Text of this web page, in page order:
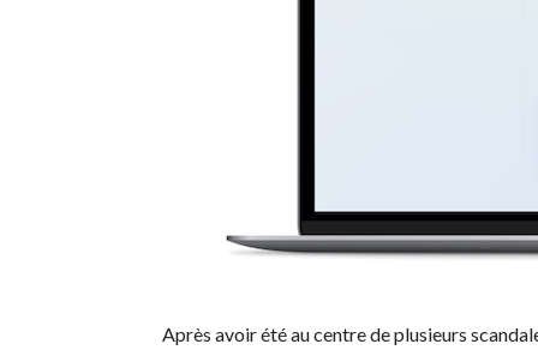
Après avoir été au centre de plusieurs